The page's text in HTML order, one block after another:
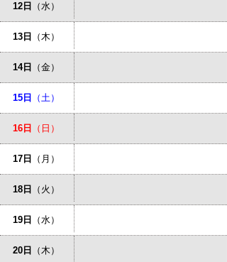
12日 （水）
13日 （木）
14日 （金）
15日 （土）
16日 （日）
17日 （月）
18日 （火）
19日 （水）
20日 （木）